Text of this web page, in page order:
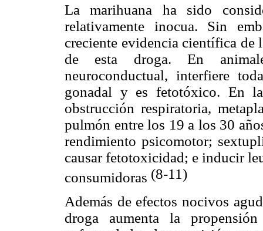
La marihuana ha sido
relativamente inocua. Sin
creciente evidencia científica de
de esta droga. En
neuroconductual, interfiere
gonadal y es fetotóxico. En
obstrucción respiratoria,
pulmón entre los 19 a los 30
rendimiento psicomotor;
causar fetotoxicidad; e inducir
consumidoras (8-11)
Además de efectos nocivos
droga aumenta la